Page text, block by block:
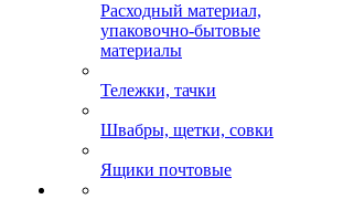
Расходный материал,
упаковочно-бытовые
материалы
Тележки, тачки
Швабры, щетки, совки
Ящики почтовые